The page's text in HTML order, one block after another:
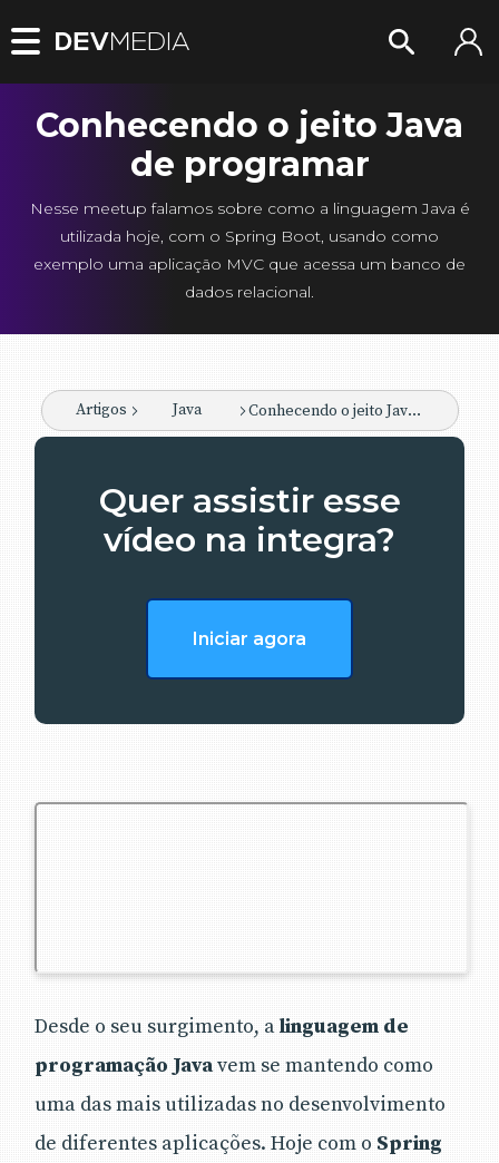
Conhecendo o jeito Java
de programar
Nesse meetup falamos sobre como a linguagem Java é
utilizada hoje, com o Spring Boot, usando como
exemplo uma aplicação MVC que acessa um banco de
dados relacional.
Artigos Java Conhecendo o jeito Java de programar
Quer assistir esse
vídeo na integra?
Iniciar agora
Desde o seu surgimento, alinguagem de
programação Javavem se mantendo como
uma das mais utilizadas no desenvolvimento
de diferentes aplicações. Hoje com o Spring